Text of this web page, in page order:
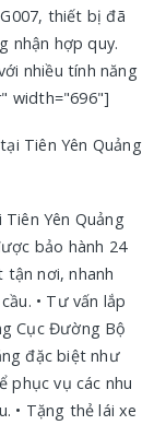
thiết bị đã
nhận hợp quy.
nhiều tính năng
width="696"]
Yên Quảng
bảo hành 24
tận nơi, nhanh
• Tư vấn lắp
Cục Đường Bộ
đặc biệt như
phục vụ các nhu
• Tặng thẻ lái xe